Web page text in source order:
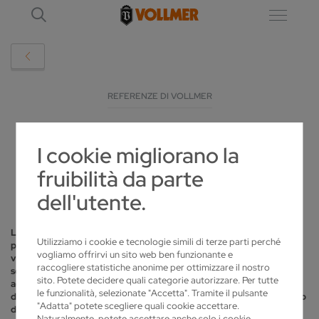
I cookie migliorano la
fruibilità da parte
dell'utente.
Utilizziamo i cookie e tecnologie simili di terze parti perché
vogliamo offrirvi un sito web ben funzionante e
raccogliere statistiche anonime per ottimizzare il nostro
sito. Potete decidere quali categorie autorizzare. Per tutte
le funzionalità, selezionate "Accetta". Tramite il pulsante
"Adatta" potete scegliere quali cookie accettare.
REFERENZE DI VOLLMER
L'AFFILATURA DI LAME SUL MAR GIALLO
2018-03-14
La ditta DCM della Corea del Sud produce lame circolari di alta
precisione e utensili speciali come frese o coltelli circolari. Prodotti
venduti alle industrie di tutto il mondo, che si occupano di taglio e
separazione dei metalli, ad esempio, nella produzione di tubi in
acciaio, nella costruzione di veicoli e navi, nonché nel settore
dell'aerospaziale. Per produrre le lame circolari con riporti in metallo
duro, l'azienda utilizza una dozzina di macchineVOLLMER